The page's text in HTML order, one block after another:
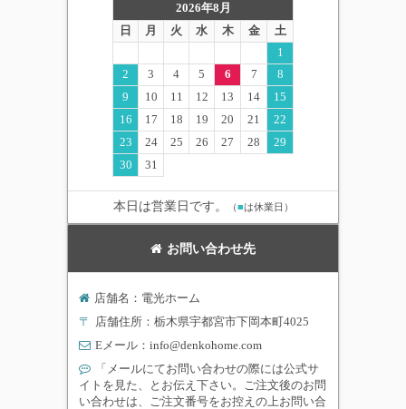
2026年8月
日
月 火 水 木 金
土
1
2
3 4 5 6 7
8
9
10 11 12 13 14
15
16
17 18 19 20 21
22
23
24 25 26 27 28
29
30
31
本日は営業日です。 （■は休業日）
お問い合わせ先
店舗名：電光ホーム
〒 店舗住所：栃木県宇都宮市下岡本町4025
Eメール： info@denkohome.com
「メールにてお問い合わせの際には公式サ
イトを見た、とお伝え下さい。ご注文後のお問
い合わせは、ご注文番号をお控えの上お問い合